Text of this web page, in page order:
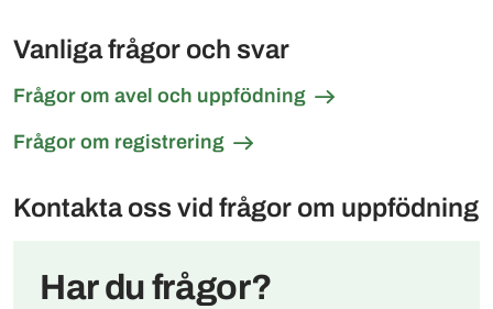
Vanliga frågor och svar
Frågor om avel och uppfödning
Frågor om registrering
Kontakta oss vid frågor om uppfödning
Har du frågor?